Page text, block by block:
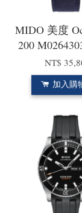
MIDO 美度
200
NT$
加入購